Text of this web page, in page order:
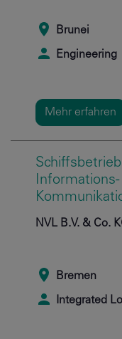
Brunei
Engineering
Mehr erfahren
NVL B.V. & Co.
Bremen
Integrated